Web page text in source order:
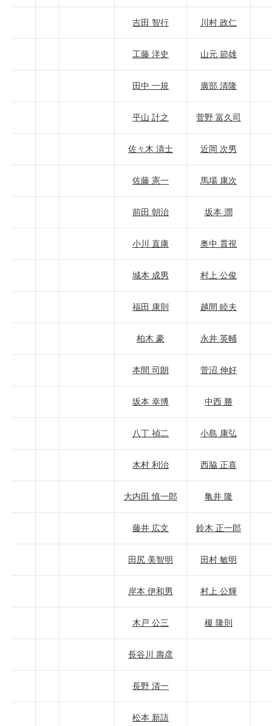
吉田 智行 川村 政仁
工藤 洋史 山元 節雄
田中 一規 廣部 清隆
平山 計之 菅野 富久司
佐々木 清士 近岡 次男
佐藤 憲一 馬場 康次
前田 朝治 坂本 潤
小川 直康 奥中 貫視
城本 成男 村上 公俊
福田 康則 越間 睦夫
柏木 豪 永井 英輔
本間 司朗 菅沼 伸好
坂本 幸博 中西 勝
八丁 禎二 小島 康弘
木村 利治 西脇 正喜
大内田 慎一郎 亀井 隆
藤井 広文 鈴木 正一郎
田尻 美智明 田村 敏明
岸本 伊和男 村上 公輝
木戸 公三 榎 隆則
長谷川 壽彦
長野 清一
松本 新語